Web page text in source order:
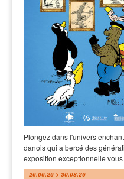
Plongez dans l'univers
danois qui a bercé des
exposition exceptionnelle
26.06.26 > 30.08.26